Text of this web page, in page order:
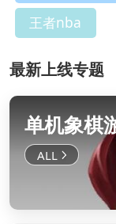
王者nba
最新上线专题
单机象棋